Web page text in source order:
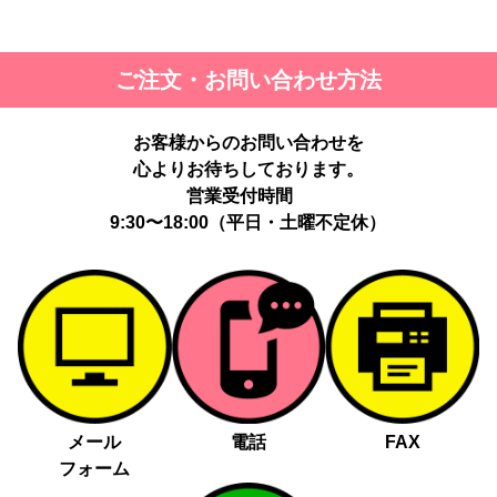
ご注文・お問い合わせ方法
お客様からのお問い合わせを
心よりお待ちしております。
営業受付時間
9:30〜18:00（平日・土曜不定休）
メール
フォーム
電話 FAX